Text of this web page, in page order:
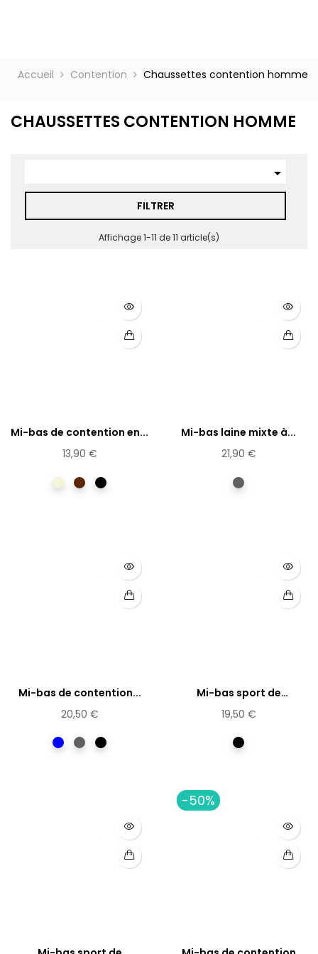
Accueil Contention Chaussettes contention homme
CHAUSSETTES CONTENTION HOMME

FILTRER
Affichage 1-11 de 11 article(s)
Mi-bas de contention en...
13,90 €
BeigeMarronNoir
Mi-bas laine mixte à...
21,90 €
Gris
Mi-bas de contention...
20,50 €
BleuGris Noir
Mi-bas sport de
contention...
19,50 €
Noir
-50%